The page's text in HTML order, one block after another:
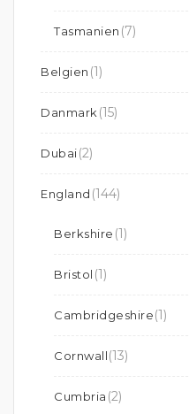
Tasmanien (7)
Belgien (1)
Danmark(15)
Dubai(2)
England (144)
Berkshire (1)
Bristol (1)
Cambridgeshire(1)
Cornwall(13)
Cumbria (2)